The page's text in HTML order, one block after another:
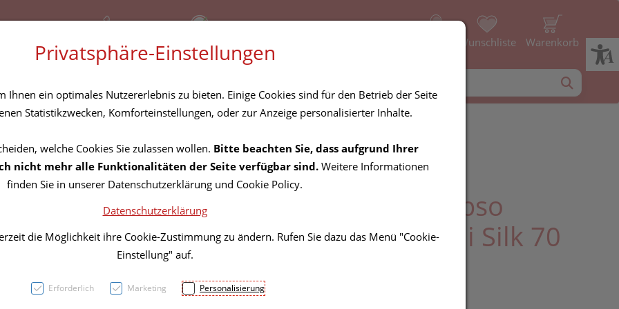
+43 (01) 3683167 Bereitschaftsdienst
Rezept-Anfrage
Wunschliste Warenkorb
Stuetzstruempfe
Compressana Calypso
Hose/stuetzklasse Ii Silk 70
Privatsphäre-Einstellungen
Ihnen ein optimales Nutzererlebnis zu bieten. Einige Cookies sind für den Betrieb der Seite
Statistikzwecken, Komforteinstellungen, oder zur Anzeige personalisierter Inhalte.
welche Cookies Sie zulassen wollen. Bitte beachten Sie, dass aufgrund Ihrer
nicht mehr alle Funktionalitäten der Seite verfügbar sind. Weitere Informationen
finden Sie in unserer Datenschutzerklärung und Cookie Policy.
Datenschutzerklärung
die Möglichkeit ihre Cookie-Zustimmung zu ändern. Rufen Sie dazu das Menü "Cookie-
Einstellung" auf.
Erforderlich Marketing Personalisierung